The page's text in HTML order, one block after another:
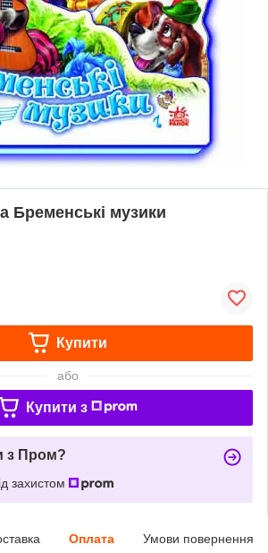
Бременські музики
Купити
або
Купити з
з Пром?
захистом
Оплата Умови повернення